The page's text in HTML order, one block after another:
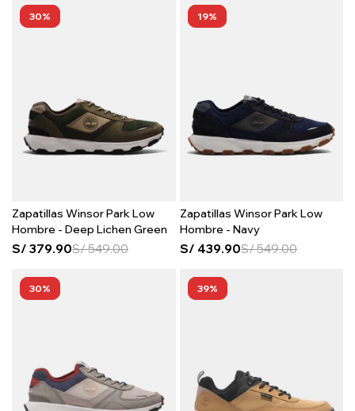
30
Zapatillas Winsor Park Low
Hombre - Deep Lichen Green
S/ 379.90S/549.00
19
Zapatillas Winsor Park Low
Hombre - Navy
S/ 439.90S/549.00
30 39